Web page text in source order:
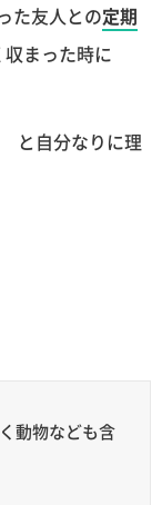
た友人との定期
まった時に
と自分なりに理
動物なども含